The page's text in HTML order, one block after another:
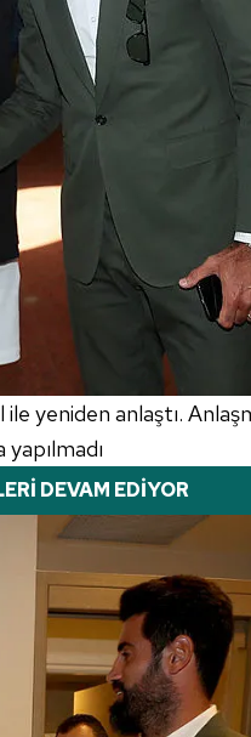
yeniden anlaştı.
DEVAM EDİYOR